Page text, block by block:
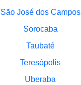
São José dos Campos
Sorocaba
Taubaté
Teresópolis
Uberaba